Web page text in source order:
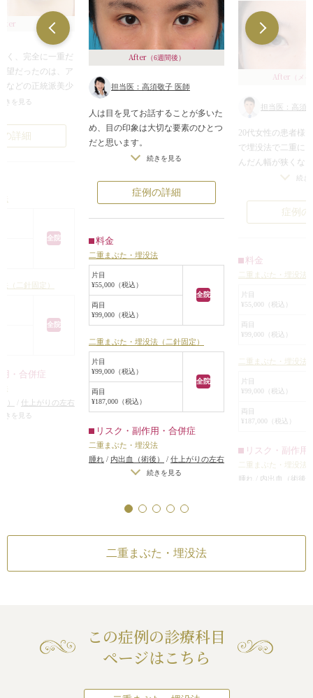
く、完全に一重だ
望だったのは、ア
などの正統派美少
い末広タイプの二
黒目が引き立つ大
顔全体の印象が可
5年が経過してい
きを見る
詳細
全院
（二針固定）
全院
・合併症
）
仕上がりの左右
する場合）
きを見る
After（6週間後）
担当医：高須敬子 医師
人は目を見てお話することが多いた
め、目の印象は大切な要素のひとつ
だと思います。
二重治療は切開治療と埋没治療に大
埋没法は切開法に比べると腫れと内
出血が少なく、治療したことが周囲
にばれにくいため初めて美容整形を
す。
こちらの患者様は末広型でナチュラ
ルなラインを希望されていました。
目だけのバランスだけでなく、眉、
額、鼻など顔全体のバランスを考慮
し、患者様とじっくり相談しながら
ました。
二重のラインを悩んでいる方は、医
師に色々なパターンの二重を患者様
ご自身の目でシミュレーションして
もらってから治療すると満足度が高
年齢を重ねてもきれいなラインをキ
ープできるような無理のないライン
がおすすめです。
続きを見る
症例の詳細
料金
二重まぶた・埋没法
片目
¥55,000（税込）
全院
両目
¥99,000（税込）
二重まぶた・埋没法（二針固定）
片目
¥99,000（税込）
全院
両目
¥187,000（税込）
リスク・副作用・合併症
二重まぶた・埋没法
腫れ / 内出血（術後） / 仕上がりの左右
差（片目ずつ手術をする場合）
分の理想の形にならないことがある
り、幅が狭くなったり、二重のライン
がなくなる可能性
続きを見る
After （メ
担当医：高須
20代女性の患者様
で埋没法で二重に
んだん幅が狭くな
目尻側だけ二重に
患者様はやや幅広
作ることをご提案
を1週間休むことが
タイムが取れない
ることになりまし
しかし、この方の
に埋没法でやや広
り、幅が狭くなっ
を閉じた状態で約
固定しました。
この方は蒙古襞が
め、7mmの位置の
重の部分の皮膚の
め、まぶたの開き
二重の幅に僅かな
ず、多少の左右差
続き
症例
料金
二重まぶた・埋没法
片目
¥55,000（税込）
両目
¥99,000（税込）
二重まぶた・埋没法
片目
¥99,000（税込）
両目
¥187,000（税込）
リスク・副作用
二重まぶた・埋没法
腫れ
内出血（術後）
がなくなる可能性
二重まぶた・埋没法
この症例の診療科目
ページはこちら